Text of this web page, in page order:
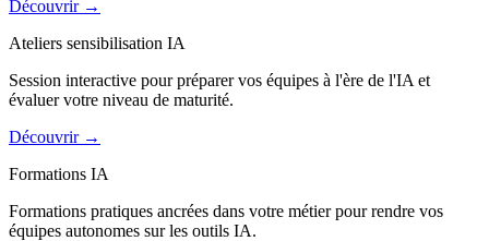
Découvrir →
Ateliers sensibilisation IA
Session interactive pour préparer vos équipes à l'ère de l'IA et
évaluer votre niveau de maturité.
Découvrir →
Formations IA
Formations pratiques ancrées dans votre métier pour rendre vos
équipes autonomes sur les outils IA.